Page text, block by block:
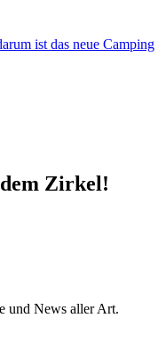
ist das neue Camping
dem Zirkel!
und News aller Art.